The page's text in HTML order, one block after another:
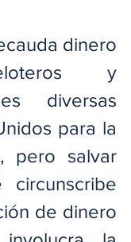
dinero
y
diversas
para la
pero salvar
de dinero